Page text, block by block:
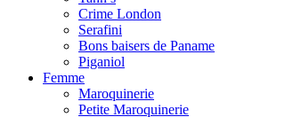
Crime London
Serafini
Bons baisers de Paname
Piganiol
Femme
Maroquinerie
Petite Maroquinerie